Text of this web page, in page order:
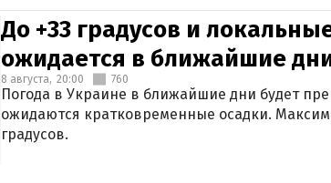
До +33 градусов и
ожидается в ближайшие
8 августа, 20:00 760
Погода в Украине в ближайшие дни будет
ожидаются кратковременные осадки.
градусов.